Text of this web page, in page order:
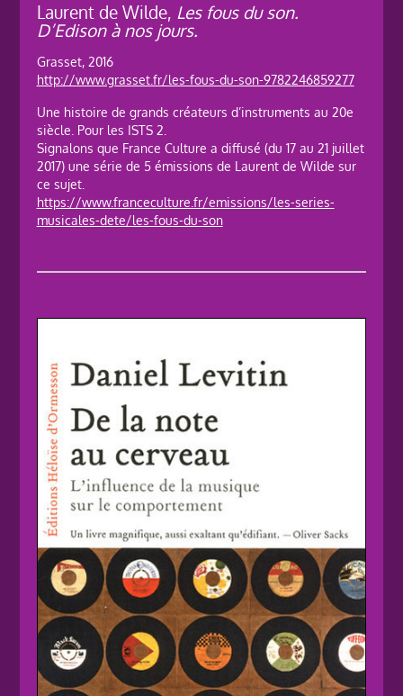
Laurent de Wilde, Les fous du son.
D’Edison à nos jours.
Grasset, 2016
http://www.grasset.fr/les-fous-du-son-9782246859277
Une histoire de grands créateurs d’instruments au 20e
siècle. Pour les ISTS 2.
Signalons que France Culture a diffusé (du 17 au 21 juillet
2017) une série de 5 émissions de Laurent de Wilde sur
ce sujet.
https://www.franceculture.fr/emissions/les-series-
musicales-dete/les-fous-du-son